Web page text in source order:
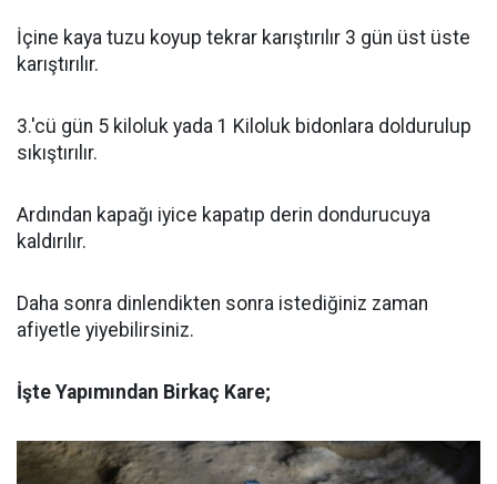
İçine kaya tuzu koyup tekrar karıştırılır 3 gün üst üste
karıştırılır.
3.'cü gün 5 kiloluk yada 1 Kiloluk bidonlara doldurulup
sıkıştırılır.
Ardından kapağı iyice kapatıp derin dondurucuya
kaldırılır.
Daha sonra dinlendikten sonra istediğiniz zaman
afiyetle yiyebilirsiniz.
İşte Yapımından Birkaç Kare;